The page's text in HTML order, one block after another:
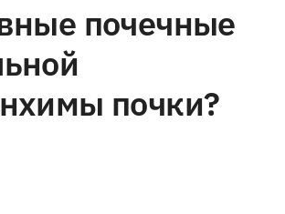
почечные
почки?